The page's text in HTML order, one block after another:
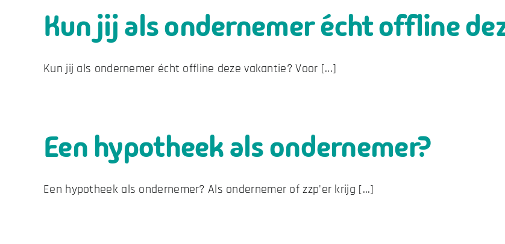
Kun jij als ondernemer écht offline
Kun jij als ondernemer écht offline deze vakantie? Voor [...]
Een hypotheek als ondernemer?
Een hypotheek als ondernemer? Als ondernemer of zzp'er krijg [...]